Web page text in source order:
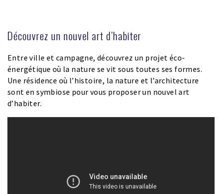
Découvrez un nouvel art d’habiter
Entre ville et campagne, découvrez un projet éco-
énergétique où la nature se vit sous toutes ses formes.
Une résidence où l’histoire, la nature et l’architecture
sont en symbiose pour vous proposer un nouvel art
d’habiter.